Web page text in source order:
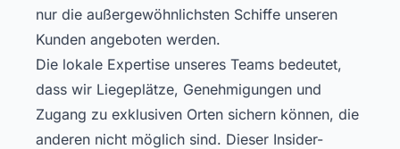
nur die außergewöhnlichsten Schiffe unseren
Kunden angeboten werden.
Die lokale Expertise unseres Teams bedeutet,
dass wir Liegeplätze, Genehmigungen und
Zugang zu exklusiven Orten sichern können, die
anderen nicht möglich sind. Dieser Insider-